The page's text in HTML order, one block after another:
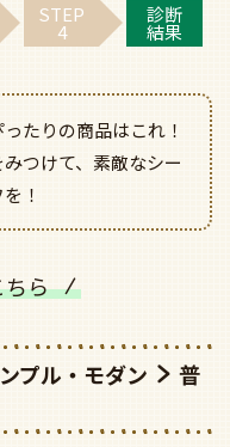
STEP
4
診断
結果
たりの商品はこれ！
つけて、素敵なシー
！
ら
プル・モダン
普